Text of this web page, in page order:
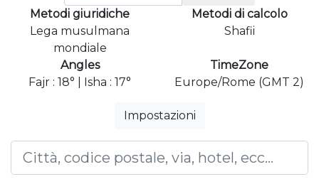
Metodi giuridiche
Lega musulmana
mondiale
Metodi di calcolo
Shafii
Angles
Fajr : 18° | Isha : 17°
TimeZone
Europe/Rome (GMT 2)
Impostazioni